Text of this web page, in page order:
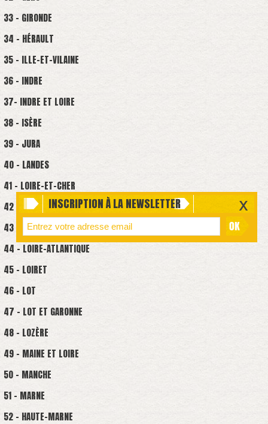
33 - GIRONDE
34 - HÉRAULT
35 - ILLE-ET-VILAINE
36 - INDRE
37- INDRE ET LOIRE
38 - ISÈRE
39 - JURA
40 - LANDES
41 - LOIRE-ET-CHER
42 - LOIRE
43 - HAUTE LOIRE
44 - LOIRE-ATLANTIQUE
45 - LOIRET
46 - LOT
47 - LOT ET GARONNE
48 - LOZÈRE
49 - MAINE ET LOIRE
50 - MANCHE
51 - MARNE
52 - HAUTE-MARNE
INSCRIPTION À LA NEWSLETTER